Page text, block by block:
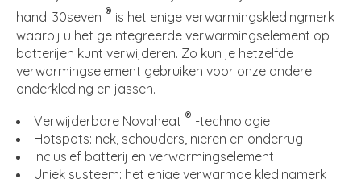
hand. 30seven ® is het enige verwarmingskledingmerk
waarbij u het geïntegreerde verwarmingselement op
batterijen kunt verwijderen. Zo kun je hetzelfde
verwarmingselement gebruiken voor onze andere
onderkleding en jassen.
Verwijderbare Novaheat ® -technologie
Hotspots: nek, schouders, nieren en onderrug
Inclusief batterij en verwarmingselement
Uniek systeem: het enige verwarmde kledingmerk